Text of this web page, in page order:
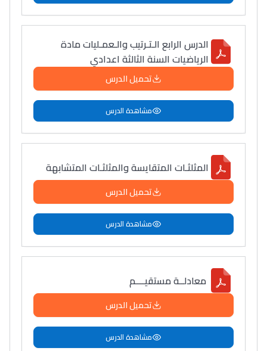
الدرس الرابع الـتـرتيب والـعمـليات مادة
الرياضيات السنة الثالثة اعدادي
تحميل الدرس
مشاهدة الدرس
المثلثـات المتقايسة والمثلثـات المتشابهة
تحميل الدرس
مشاهدة الدرس
معادلــة مستقيــــم
تحميل الدرس
مشاهدة الدرس